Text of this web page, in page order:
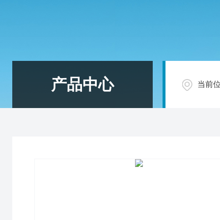
产品中心 当前